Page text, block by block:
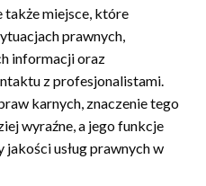
także miejsce, które
prawnych,
informacji oraz
z profesjonalistami.
karnych, znaczenie tego
wyraźne, a jego funkcje
usług prawnych w